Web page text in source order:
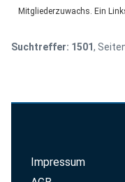
Mitgliederzuwachs. Ein
Suchtreffer: 1501,
Impressum